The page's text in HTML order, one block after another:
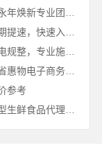
万赢饰家：乡村自建居室装修水电规整，专业施工保障
小型生鲜食品代理商价格，湖北省惠物电子商务有限公司
参考